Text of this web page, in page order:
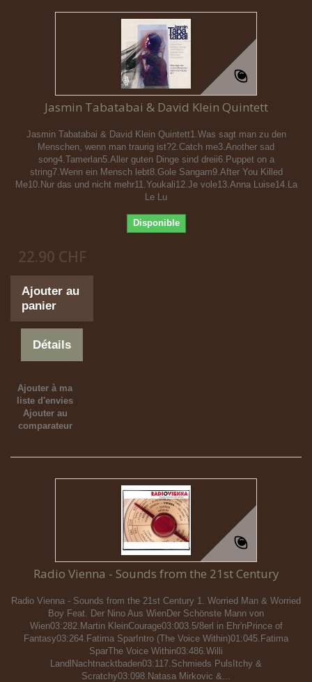
Jasmin Tabatabai & David Klein Quintett
Jasmin Tabatabai & David Klein Quintett1.Was sagt man zu den
Menschen, wenn man traurig ist?2.Catch me3.Another sad
song4.Tamerlan5.Aller guten Dinge sind dreii6.Puppet on a
string7.Wenn ein Mensch lebt8.Gole Sangam9.After You Killed
Me10.Nur das und nicht mehr11.Youkali12.Je vole13.Anna Luise14.La
Le Lu
Disponible
22.90 CHF
Ajouter au
panier
Détails
Ajouter à ma
liste d'envies
Ajouter au
comparateur
Radio Vienna - Sounds from the 21st Century
Radio Vienna - Sounds from the 21st Century 1. Worried Man & Worried
Boy Feat. Der Nino Aus WienDer Schönste Mann von
Wien03:282.Martin KleinCourage03:003.5/8erl in Ehr'nPrince of
Fantasy03:264.Fatima SparIntro (The Voice Within)01:045.Fatima
SparThe Voice Within03:486.Willi
LandlNachtnacktbaden03:117.Schmieds PulsItchy &
Scratchy03:098.Natasa Mirkovic &...